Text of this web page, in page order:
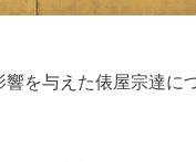
を与えた俵屋宗達に